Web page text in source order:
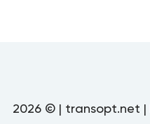
2026 © | transopt.net |